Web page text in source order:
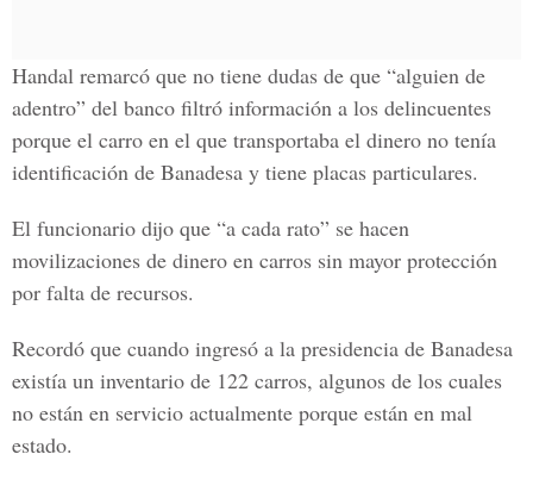
Handal remarcó que no tiene dudas de que “alguien de
adentro” del banco filtró información a los delincuentes
porque el carro en el que transportaba el dinero no tenía
identificación de Banadesa y tiene placas particulares.
El funcionario dijo que “a cada rato” se hacen
movilizaciones de dinero en carros sin mayor protección
por falta de recursos.
Recordó que cuando ingresó a la presidencia de Banadesa
existía un inventario de 122 carros, algunos de los cuales
no están en servicio actualmente porque están en mal
estado.